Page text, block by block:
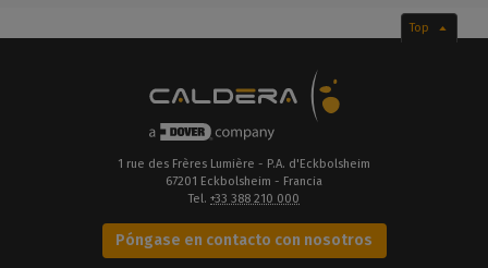
Top
1 rue des Frères Lumière - P.A. d'Eckbolsheim
67201 Eckbolsheim - Francia
Tel. +33 388 210 000
Póngase en contacto con nosotros